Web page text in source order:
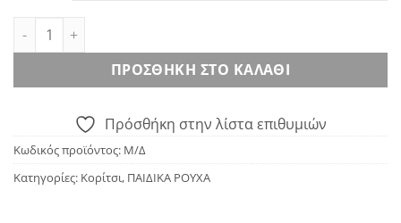
Sugar Pillow Tutu Skirt ποσότητα
ΠΡΟΣΘΉΚΗ ΣΤΟ ΚΑΛΆΘΙ
Πρόσθήκη στην λίστα επιθυμιών
Κωδικός προϊόντος: Μ/Δ
Κατηγορίες: Κορίτσι, ΠΑΙΔΙΚΑ ΡΟΥΧΑ